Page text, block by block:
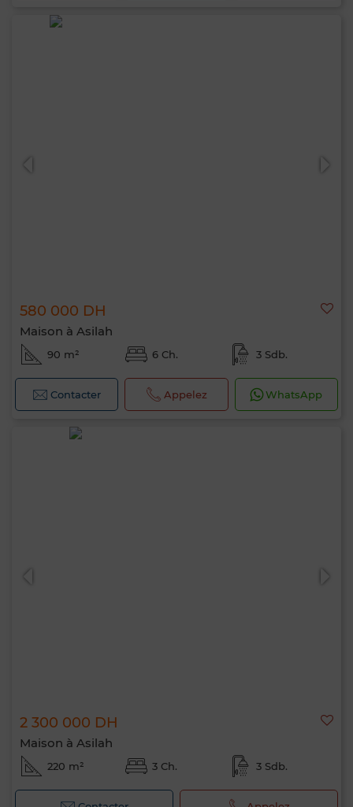
580 000 DH
Maison à Asilah
90 m² 6 Ch. 3 Sdb.
Contacter Appelez WhatsApp
2 300 000 DH
Maison à Asilah
220 m² 3 Ch. 3 Sdb.